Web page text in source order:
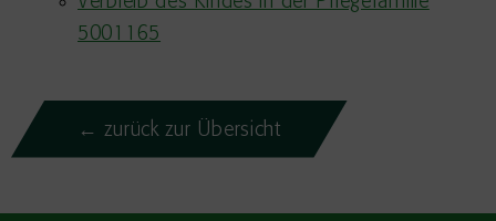
5001165
← zurück zur Übersicht